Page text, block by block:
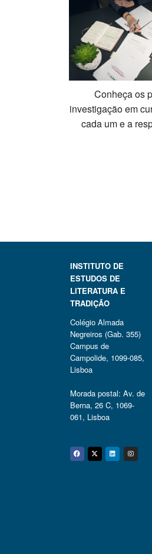
Conheça os
investigação em
cada um e a
INSTITUTO DE
ESTUDOS DE
LITERATURA E
TRADIÇÃO
Colégio Almada
Negreiros (Gab. 355)
Campus de
Campolide, 1099-085,
Lisboa
Morada postal: Av. de
Berna, 26 C, 1069-
061, Lisboa
Facebook
Twitter